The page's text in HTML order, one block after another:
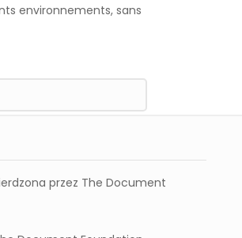
environnements, sans
przez The Document